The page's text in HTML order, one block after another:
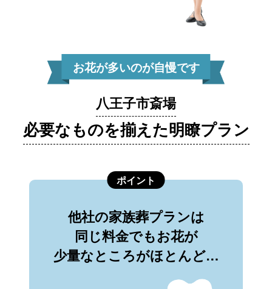
お花が多いのが自慢です
八王子市斎場
必要なものを揃えた明瞭プラン
ポイント
他社の家族葬プランは
同じ料金でもお花が
少量なところがほとんど…